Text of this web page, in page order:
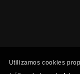
Utilizamos cookies